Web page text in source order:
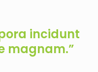
incidunt
magnam.”